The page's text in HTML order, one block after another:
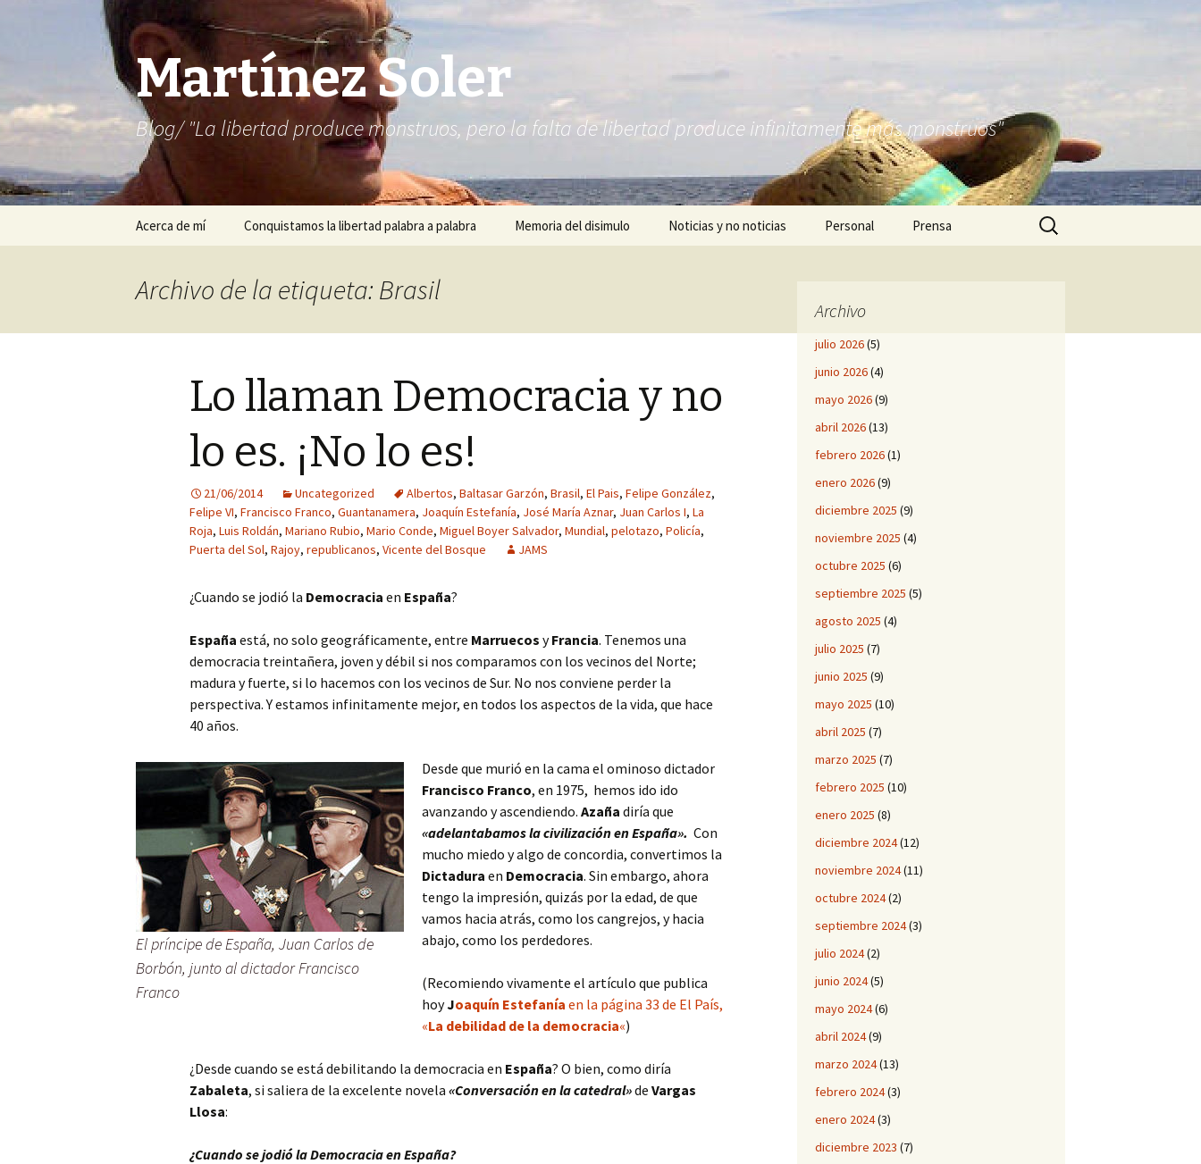
Martínez Soler
Blog/ "La libertad produce monstruos, pero la falta de libertad produce infinitamente más monstruos"
Saltar
Acerca de mí Conquistamos la libertad palabra a palabra Memoria del disimulo Noticias y no noticias Personal Prensa Buscar:
Archivo de la etiqueta: Brasil
Lo llaman Democracia y no
lo es. ¡No lo es!
21/06/2014 Uncategorized Albertos, Baltasar Garzón, Brasil, El Pais, Felipe González,
Felipe VI, Francisco Franco, Guantanamera, Joaquín Estefanía, José María Aznar, Juan Carlos I, La
Roja, Luis Roldán, Mariano Rubio, Mario Conde, Miguel Boyer Salvador, Mundial, pelotazo, Policía,
Puerta del Sol, Rajoy, republicanos, Vicente del Bosque JAMS
¿Cuando se jodió la Democracia en España?
España está, no solo geográficamente, entre Marruecos yFrancia. Tenemos una
democracia treintañera, joven y débil si nos comparamos con los vecinos del Norte;
madura y fuerte, si lo hacemos con los vecinos de Sur. No nos conviene perder la
perspectiva. Y estamos infinitamente mejor, en todos los aspectos de la vida, que hace
40 años.
El príncipe de España, Juan Carlos de
Borbón, junto al dictador Francisco
Franco
Desde que murió en la cama el ominoso dictador
Francisco Franco, en 1975, hemos ido ido
avanzando y ascendiendo. Azaña diría que
«adelantabamos la civilización en España». Con
mucho miedo y algo de concordia, convertimos la
Dictadura en Democracia. Sin embargo, ahora
tengo la impresión, quizás por la edad, de que
vamos hacia atrás, como los cangrejos, y hacia
abajo, como los perdedores.
(Recomiendo vivamente el artículo que publica
hoyJoaquín Estefanía en la página 33 de El País,
«La debilidad de la democracia«)
¿Desde cuando se está debilitando la democracia en España? O bien, como diría
Zabaleta, si saliera de la excelente novela «Conversación en la catedral»de Vargas
Llosa:
¿Cuando se jodió la Democracia en España?
Archivo
julio 2026(5)
junio 2026(4)
mayo 2026(9)
abril 2026(13)
febrero 2026(1)
enero 2026(9)
diciembre 2025 (9)
noviembre 2025 (4)
octubre 2025 (6)
septiembre 2025 (5)
agosto 2025 (4)
julio 2025 (7)
junio 2025 (9)
mayo 2025 (10)
abril 2025 (7)
marzo 2025 (7)
febrero 2025 (10)
enero 2025 (8)
diciembre 2024(12)
noviembre 2024(11)
octubre 2024(2)
septiembre 2024(3)
julio 2024(2)
junio 2024(5)
mayo 2024(6)
abril 2024(9)
marzo 2024(13)
febrero 2024(3)
enero 2024(3)
diciembre 2023 (7)